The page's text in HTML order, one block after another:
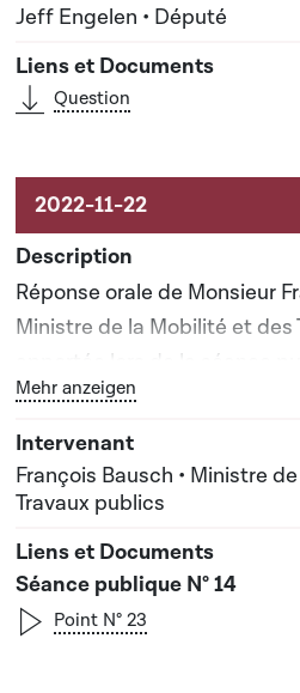
Jeff Engelen • Député
Question
Réponse orale de Monsieur
Ministre de la Mobilité et des
apportée lors de la séance
Bouton graphique servant
Mehr anzeigen
François Bausch • Ministre
Travaux publics
Séance publique N° 14
Point N° 23